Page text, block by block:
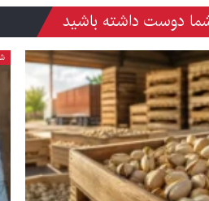
دوست داشته باشید